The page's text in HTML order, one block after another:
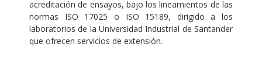
acreditación de ensayos, bajo los lineamientos de las
normas ISO 17025 o ISO 15189, dirigido a los
laboratorios de la Universidad Industrial de Santander
que ofrecen servicios de extensión.